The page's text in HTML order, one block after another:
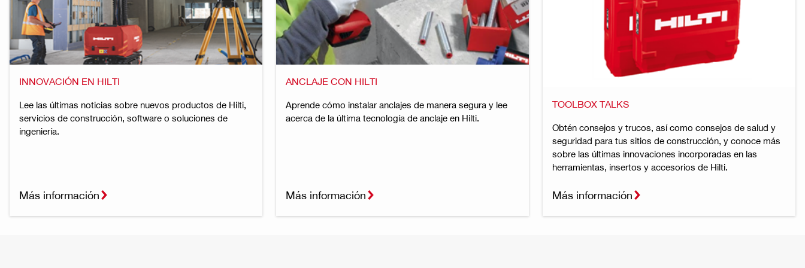
INNOVACIÓN EN HILTI
Lee las últimas noticias sobre nuevos productos de Hilti,
servicios de construcción, software o soluciones de
ingeniería.
Más información
ANCLAJE CON HILTI
Aprende cómo instalar anclajes de manera segura y lee
acerca de la última tecnología de anclaje en Hilti.
Más información
TOOLBOX TALKS
Obtén consejos y trucos, así como consejos de salud y
seguridad para tus sitios de construcción, y conoce más
sobre las últimas innovaciones incorporadas en las
herramientas, insertos y accesorios de Hilti.
Más información